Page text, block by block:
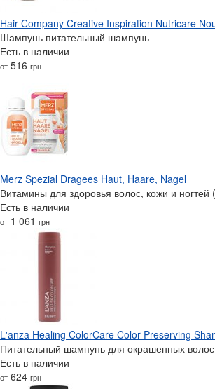
Hair Company Creative Inspiration Nutricare
Шампунь питательный шампунь
Есть в наличии
от 516 грн
Merz Spezial Dragees Haut, Haare, Nagel
Витамины для здоровья волос, кожи и ногтей
Есть в наличии
от 1 061 грн
L'anza Healing ColorCare Color-Preserving
Питательный шампунь для окрашенных волос
Есть в наличии
от 624 грн